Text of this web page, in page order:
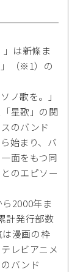
は新條ま
（※1）の
ノ歌を。」
星歌」の関
のバンド
始まり、バ
面をもつ同
のエピソー
2000年ま
計発行部数
漫画の枠
レビアニメ
バンド